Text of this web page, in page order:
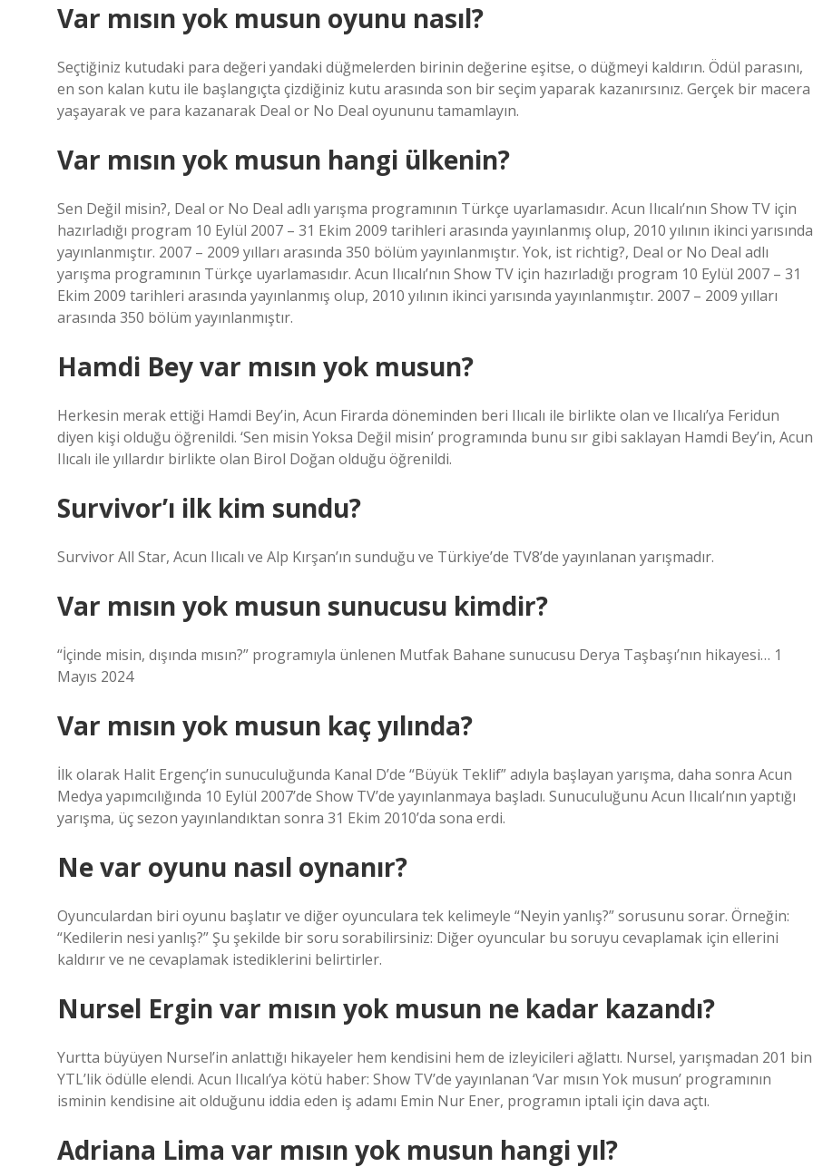
Var mısın yok musun oyunu nasıl?
Seçtiğiniz kutudaki para değeri yandaki düğmelerden birinin değerine eşitse, o düğmeyi kaldırın. Ödül parasını,
en son kalan kutu ile başlangıçta çizdiğiniz kutu arasında son bir seçim yaparak kazanırsınız. Gerçek bir macera
yaşayarak ve para kazanarak Deal or No Deal oyununu tamamlayın.
Var mısın yok musun hangi ülkenin?
Sen Değil misin?, Deal or No Deal adlı yarışma programının Türkçe uyarlamasıdır. Acun Ilıcalı’nın Show TV için
hazırladığı program 10 Eylül 2007 – 31 Ekim 2009 tarihleri ​​arasında yayınlanmış olup, 2010 yılının ikinci yarısında
yayınlanmıştır. 2007 – 2009 yılları arasında 350 bölüm yayınlanmıştır. Yok, ist richtig?, Deal or No Deal adlı
yarışma programının Türkçe uyarlamasıdır. Acun Ilıcalı’nın Show TV için hazırladığı program 10 Eylül 2007 – 31
Ekim 2009 tarihleri ​​arasında yayınlanmış olup, 2010 yılının ikinci yarısında yayınlanmıştır. 2007 – 2009 yılları
arasında 350 bölüm yayınlanmıştır.
Hamdi Bey var mısın yok musun?
Herkesin merak ettiği Hamdi Bey’in, Acun Firarda döneminden beri Ilıcalı ile birlikte olan ve Ilıcalı’ya Feridun
diyen kişi olduğu öğrenildi. ‘Sen misin Yoksa Değil misin’ programında bunu sır gibi saklayan Hamdi Bey’in, Acun
Ilıcalı ile yıllardır birlikte olan Birol Doğan olduğu öğrenildi.
Survivor’ı ilk kim sundu?
Survivor All Star, Acun Ilıcalı ve Alp Kırşan’ın sunduğu ve Türkiye’de TV8’de yayınlanan yarışmadır.
Var mısın yok musun sunucusu kimdir?
“İçinde misin, dışında mısın?” programıyla ünlenen Mutfak Bahane sunucusu Derya Taşbaşı’nın hikayesi… 1
Mayıs 2024
Var mısın yok musun kaç yılında?
İlk olarak Halit Ergenç’in sunuculuğunda Kanal D’de “Büyük Teklif” adıyla başlayan yarışma, daha sonra Acun
Medya yapımcılığında 10 Eylül 2007’de Show TV’de yayınlanmaya başladı. Sunuculuğunu Acun Ilıcalı’nın yaptığı
yarışma, üç sezon yayınlandıktan sonra 31 Ekim 2010’da sona erdi.
Ne var oyunu nasıl oynanır?
Oyunculardan biri oyunu başlatır ve diğer oyunculara tek kelimeyle “Neyin yanlış?” sorusunu sorar. Örneğin:
“Kedilerin nesi yanlış?” Şu şekilde bir soru sorabilirsiniz: Diğer oyuncular bu soruyu cevaplamak için ellerini
kaldırır ve ne cevaplamak istediklerini belirtirler.
Nursel Ergin var mısın yok musun ne kadar kazandı?
Yurtta büyüyen Nursel’in anlattığı hikayeler hem kendisini hem de izleyicileri ağlattı. Nursel, yarışmadan 201 bin
YTL’lik ödülle elendi. Acun Ilıcalı’ya kötü haber: Show TV’de yayınlanan ‘Var mısın Yok musun’ programının
isminin kendisine ait olduğunu iddia eden iş adamı Emin Nur Ener, programın iptali için dava açtı.
Adriana Lima var mısın yok musun hangi yıl?